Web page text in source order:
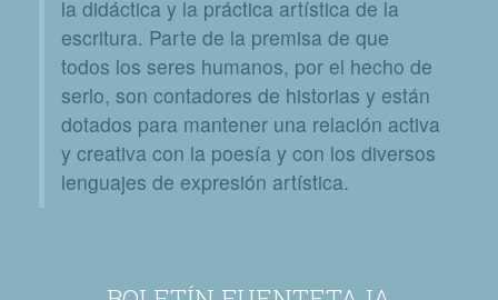
la didáctica y la práctica artística de la
escritura. Parte de la premisa de que
todos los seres humanos, por el hecho de
serlo, son contadores de historias y están
dotados para mantener una relación activa
y creativa con la poesía y con los diversos
lenguajes de expresión artística.